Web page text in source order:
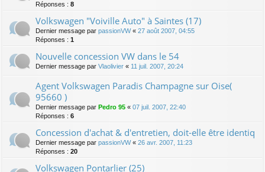
Réponses : 8
Volkswagen "Voiville Auto" à Saintes (17)
Dernier message par passionVW« 27 août 2007, 04:55
Réponses : 1
Nouvelle concession VW dans le 54
Dernier message par Vlaolivier « 11 juil. 2007, 20:24
Agent Volkswagen Paradis Champagne sur Oise(
95660 )
Dernier message par Pedro 95 « 07 juil. 2007, 22:40
Réponses : 6
Concession d'achat & d'entretien, doit-elle être identiq
Dernier message par passionVW« 26 avr. 2007, 11:23
Réponses : 20
Volkswagen Pontarlier (25)